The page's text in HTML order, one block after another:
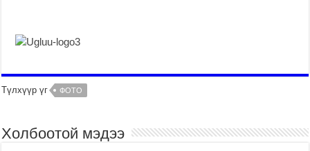
Түлхүүр үг ФОТО
Холбоотой мэдээ